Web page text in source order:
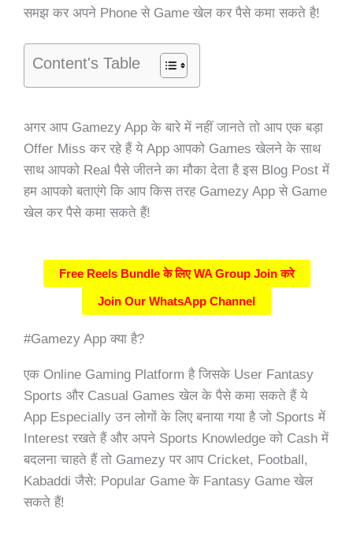
समझ कर अपने Phone से Game खेल कर पैसे कमा सकते है!
Content's Table
अगरआप Gamezy App के बारे में नहीं जानते तो आप एक बड़ा
Offer Miss कर रहे हैं ये App आपको Games खेलने के साथ
साथ आपको Real पैसे जीतने का मौका देता है इस Blog Post में
हम आपको बताएंगे कि आप किस तरह Gamezy App से Game
खेल कर पैसे कमा सकते हैं!
Free Reels Bundle के लिए WA Group Join करे
Join Our WhatsApp Channel
#Gamezy App क्या है?
एक Online Gaming Platform है जिसके User Fantasy
Sports और Casual Games खेल के पैसे कमा सकते हैं ये
App Especially उन लोगों के लिए बनाया गया है जो Sports में
Interest रखते हैं और अपने Sports Knowledge को Cash में
बदलना चाहते हैं तो Gamezy पर आप Cricket, Football,
Kabaddi जैसे: Popular Game के Fantasy Game खेल
सकते हैं!